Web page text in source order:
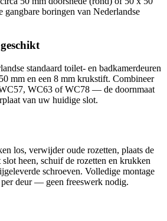
gangbare boringen van Nederlandse
standaard toilet- en badkamerdeuren
mm en een 8 mm krukstift. Combineer
WC63 of WC78 — de doornmaat
van uw huidige slot.
los, verwijder oude rozetten, plaats de
heen, schuif de rozetten en krukken
schroeven. Volledige montage
deur — geen freeswerk nodig.